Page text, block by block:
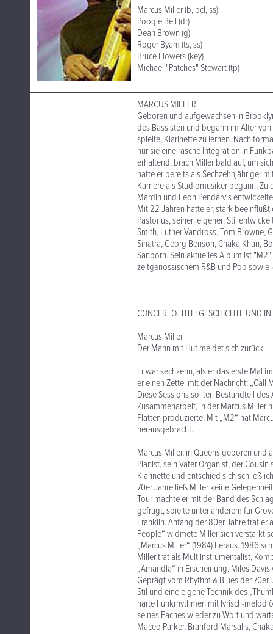
Marcus Miller (b, bcl, ss)
Poogie Bell (dr)
Dean Brown (g)
Roger Byam (ts, ss)
Bruce Flowers (key)
Michael "Patches" Stewart (tp)
MARCUS MILLER
Geboren und aufgewachsen in
des Bassisten und begann im Alter
spielte, Klarinette zu lernen. Nach
nur sie eine rasche Integration in
erhaltend, brach Miller bald auf, um
hatte er bereits als Sechzehnjähriger
Karriere als Studiomusiker begann.
Mardin und Leon Pendarvis
Mit 22 Jahren hatte er, stark
Pastorius, seinen eigenen Stil
Smith, Luther Vandross, Tom Browne,
Sinatra, Georg Benson, Chaka Khan,
Sanborn. Sein aktuelles Album ist
zeitgenössischem R&B und Pop
CONCERTO. TITELGESCHICHTE UND
Marcus Miller
Der Mann mit Hut meldet sich zurück
Er war sechzehn, als er das erste Mal
er einen Zettel mit der Nachricht: „Call
Diese Sessions sollten Bestandteil
Zusammenarbeit, in der Marcus Miller
Platten produzierte. Mit „M2“ hat
herausgebracht.
Marcus Miller, in Queens geboren
Pianist, sein Vater Organist, der
Klarinette und entschied sich
70er Jahre ließ Miller keine
Tour machte er mit der Band des
gefragt, spielte unter anderem für
Franklin. Anfang der 80er Jahre traf er
People“ widmete Miller sich verstärkt
„Marcus Miller“ (1984) heraus. 1986
Miller trat als Multiinstrumentalist,
„Amandla“ in Erscheinung. Miles
Geprägt vom Rhythm & Blues der
Stil und eine eigene Technik des
harte Funkrhythmen mit lyrisch-
seines Faches wieder zu Wort und
Maceo Parker, Branford Marsalis,